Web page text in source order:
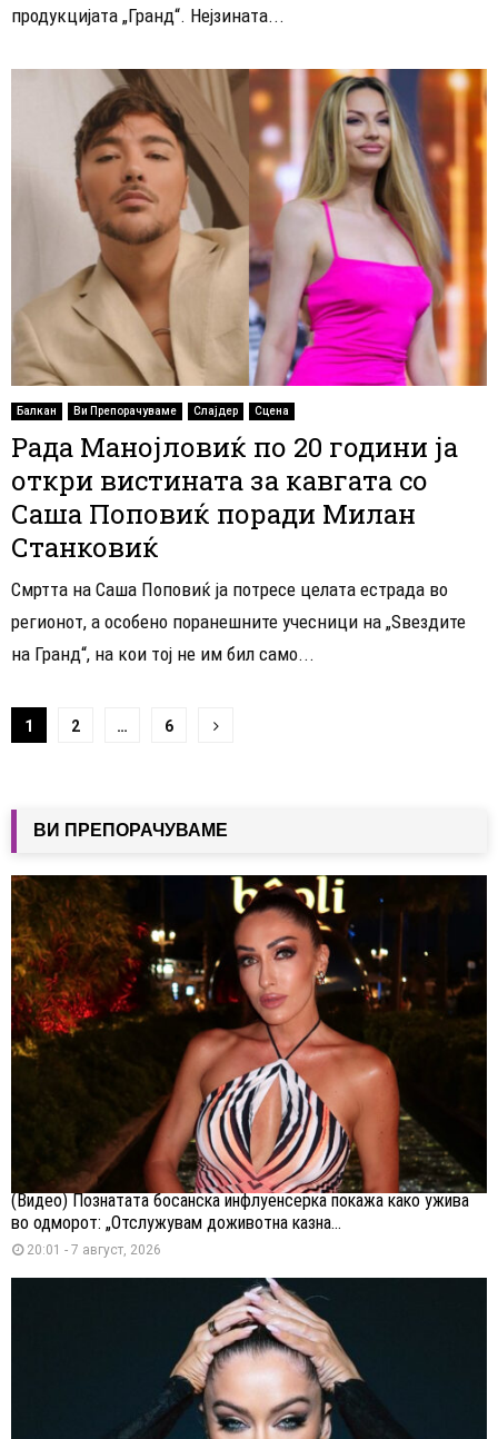
продукцијата „Гранд“. Нејзината...
Балкан Ви Препорачуваме Слајдер Сцена
Рада Манојловиќ по 20 години ја
откри вистината за кавгата со
Саша Поповиќ поради Милан
Станковиќ
Смртта на Саша Поповиќ ја потресе целата естрада во
регионот, а особено поранешните учесници на „Ѕвездите
на Гранд“, на кои тој не им бил само...
Навигација
написи
1 2 … 6
ВИ ПРЕПОРАЧУВАМЕ
(Видео) Познатата босанска инфлуенсерка покажа како ужива
во одморот: „Отслужувам доживотна казна...
20:01 - 7 август, 2026